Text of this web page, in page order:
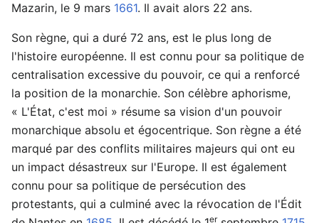
Mazarin, le 9 mars 1661. Il avait alors 22 ans.
Son règne, qui a duré 72 ans, est le plus long de
l'histoire européenne. Il est connu pour sa politique de
centralisation excessive du pouvoir, ce qui a renforcé
la position de la monarchie. Son célèbre aphorisme,
« L'État, c'est moi » résume sa vision d'un pouvoir
monarchique absolu et égocentrique. Son règne a été
marqué par des conflits militaires majeurs qui ont eu
un impact désastreux sur l'Europe. Il est également
connu pour sa politique de persécution des
protestants, qui a culminé avec la révocation de l'Édit
er